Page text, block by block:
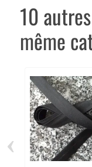
10
même
‹